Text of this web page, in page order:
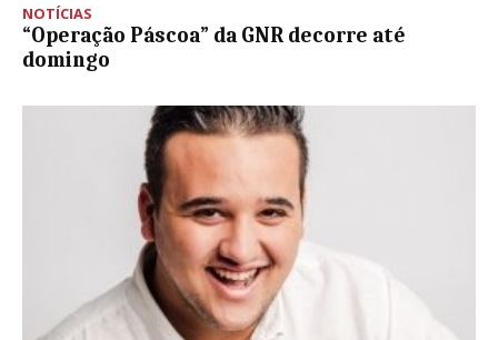
NOTÍCIAS
“Operação Páscoa” da GNR decorre até
domingo